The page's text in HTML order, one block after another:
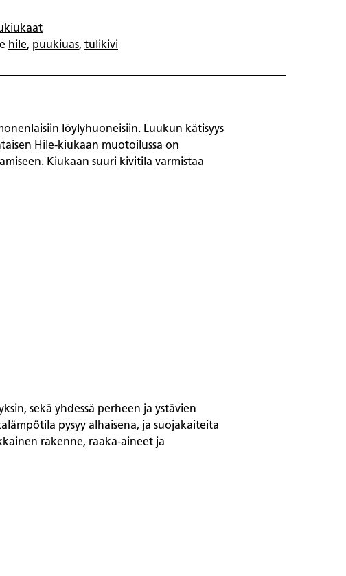
hile, puukiuas, tulikivi
löylyhuoneisiin. Luukun kätisyys
Hile-kiukaan muotoilussa on
Kiukaan suuri kivitila varmistaa
sekä yhdessä perheen ja ystävien
pysyy alhaisena, ja suojakaiteita
rakenne, raaka-aineet ja